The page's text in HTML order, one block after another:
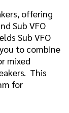
offering
Sub VFO
Sub VFO
to combine
mixed
This
for